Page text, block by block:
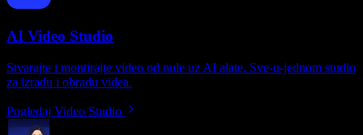
AI Video Studio
Stvarajte i montirajte video od nule uz AI alate. Sve-u-jednom studio
za izradu i obradu videa.
Pogledaj Video Studio